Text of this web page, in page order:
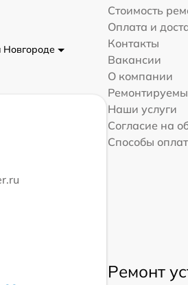
Стоимость
Оплата и
Контакты
Вакансии
О компании
Наши услуги
Согласие на
Способы
Ремонт